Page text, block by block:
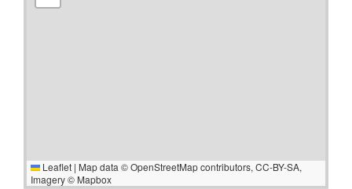
diseño de interiores.Desde La Casa Agency sabemos que la
Leaflet | Map data ©OpenStreetMapcontributors, CC-BY-SA,
Imagery © Mapbox